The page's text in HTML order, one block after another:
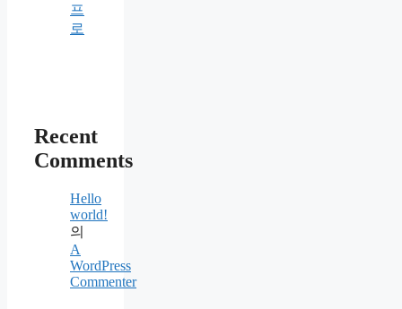
프
로
Recent
Comments
Hello
world!
의
A
WordPress
Commenter